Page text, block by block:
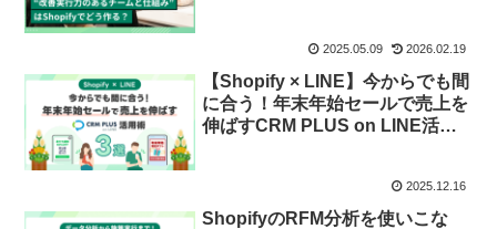
2025.05.09 2026.02.19
【Shopify × LINE】今からでも間
に合う！年末年始セールで売上を
伸ばすCRM PLUS on LINE活用
2025.12.16
ShopifyのRFM分析を使いこな